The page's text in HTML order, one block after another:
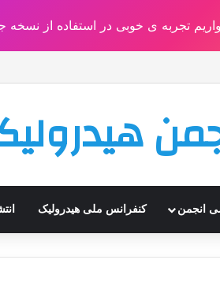
تجربه ی خوبی در استفاده از نسخه
انجمن کنفرانس ملی هیدرولیک